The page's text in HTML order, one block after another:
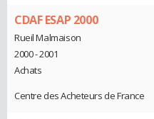
CDAF ESAP 2000
Rueil Malmaison
2000 - 2001
Achats
Centre des Acheteurs de France